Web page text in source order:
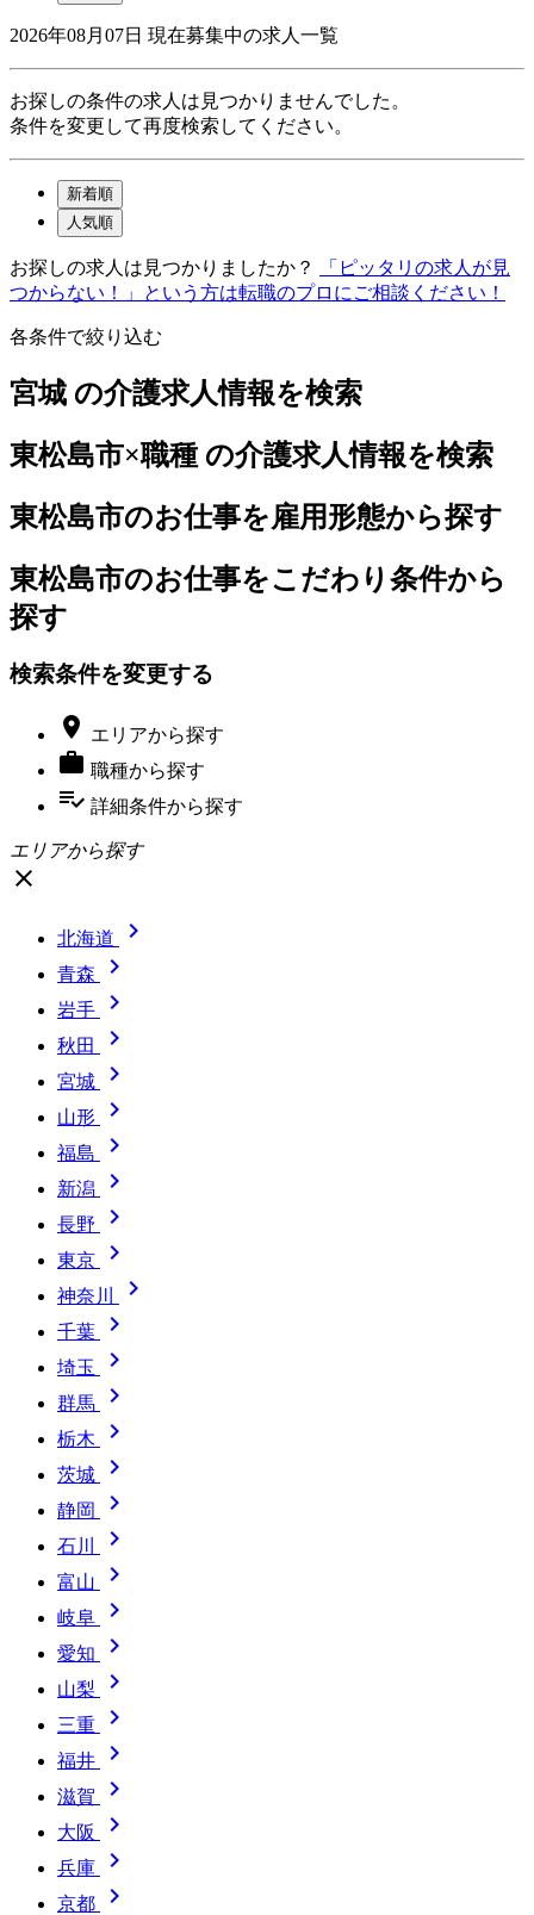
2026年08月07日 現在募集中の求人一覧
お探しの条件の求人は見つかりませんでした。
条件を変更して再度検索してください。
新着順
人気順
お探しの求人は見つかりましたか？
「ピッタリの求人が見
つからない！」という方は転職のプロにご相談ください！
各条件で絞り込む
宮城 の介護求人情報を検索
東松島市×職種 の介護求人情報を検索
東松島市のお仕事を雇用形態から探す
東松島市のお仕事をこだわり条件から
探す
検索条件を変更する
 エリアから探す
 職種から探す
playlist_add_check 詳細条件から探す
エリアから探す
close
北海道 
青森 
岩手 
秋田 
宮城 
山形 
福島 
新潟 
長野 
東京 
神奈川 
千葉 
埼玉 
群馬 
栃木 
茨城 
静岡 
石川 
富山 
岐阜 
愛知 
山梨 
三重 
福井 
滋賀 
大阪 
兵庫 
京都 